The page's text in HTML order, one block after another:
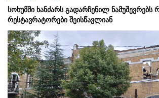
სოხუმში ხანძარს გადარჩენილ ნამუშევრებს
რესტავრატორები შეისწავლიან